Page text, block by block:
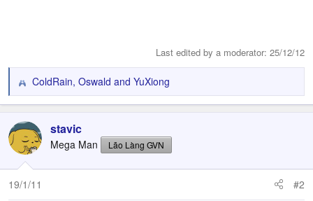
Last edited by a moderator: 25/12/12
R
e
c
i
o
n
s
ColdRain, Oswald and YuXiong
stavic
Mega Man Lão Làng GVN
19/1/11 #2